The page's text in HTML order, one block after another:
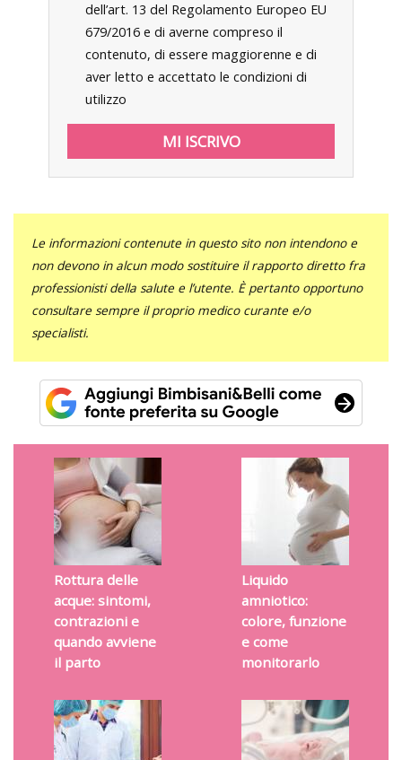
dell’art. 13 del Regolamento Europeo EU
679/2016 e di averne compreso il
contenuto, di essere maggiorenne e di
aver letto e accettato le condizioni di
utilizzo
Le informazioni contenute in questo sito non intendono e
non devono in alcun modo sostituire il rapporto diretto fra
professionisti della salute e l’utente. È pertanto opportuno
consultare sempre il proprio medico curante e/o
specialisti.
Rottura delle
acque: sintomi,
contrazioni e
quando avviene
il parto
Liquido
amniotico:
colore, funzione
e come
monitorarlo